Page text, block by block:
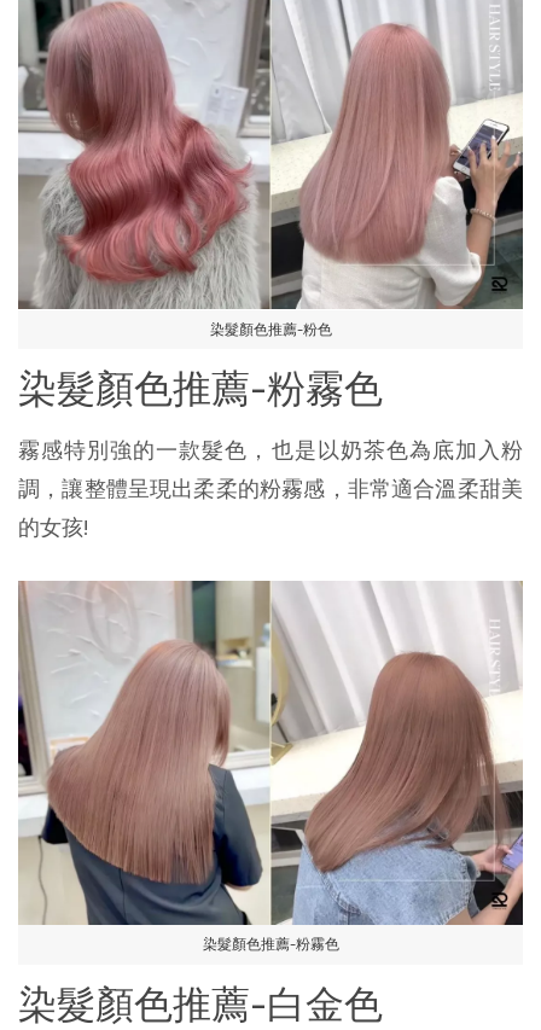
染髮顏色推薦-粉色
染髮顏色推薦-粉霧色
霧感特別強的一款髮色，也是以奶茶色為底加入粉
調，讓整體呈現出柔柔的粉霧感，非常適合溫柔甜美
的女孩!
染髮顏色推薦-粉霧色
染髮顏色推薦-白金色